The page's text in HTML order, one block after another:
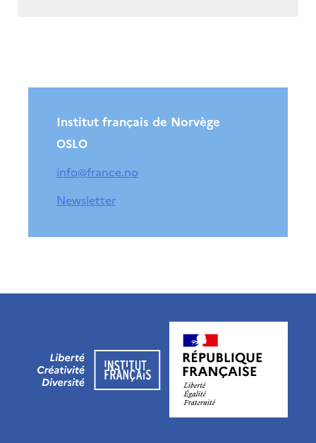
Institut français de Norvège
OSLO
info@france.no
Newsletter